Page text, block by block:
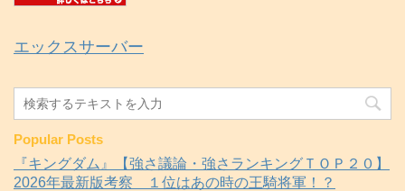
エックスサーバー
Popular Posts
『キングダム』【強さ議論・強さランキングＴＯＰ２０】
2026年最新版考察 １位はあの時の王騎将軍！？